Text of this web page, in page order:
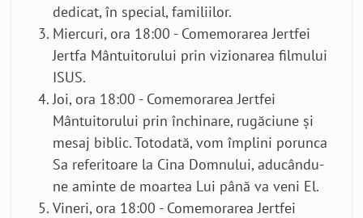
dedicat, în special, familiilor.
Miercuri, ora 18:00 - Comemorarea Jertfei
Jertfa Mântuitorului prin vizionarea filmului
ISUS.
Joi, ora 18:00 - Comemorarea Jertfei
Mântuitorului prin închinare, rugăciune şi
mesaj biblic. Totodată, vom împlini porunca
Sa referitoare la Cina Domnului, aducându-
ne aminte de moartea Lui până va veni El.
Vineri, ora 18:00 - Comemorarea Jertfei